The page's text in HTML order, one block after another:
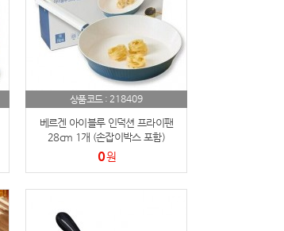
상품코드 : 218409
베르겐 아이블루 인덕션 프라이팬
28cm 1개 (손잡이박스 포함)
0원